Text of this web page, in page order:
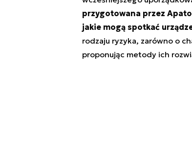
przygotowana przez
jakie mogą spotkać
rodzaju ryzyka, zarówno o
proponując metody ich